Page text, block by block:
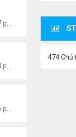
474 Chủ